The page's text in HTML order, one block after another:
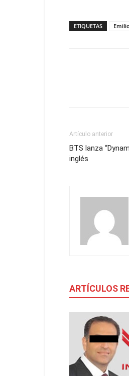
ETIQUETAS
Artículo anterior
BTS lanza
inglés
ARTÍCULOS